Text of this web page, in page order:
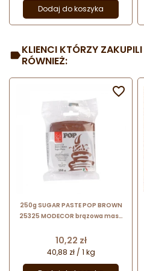
Dodaj do koszyka
KLIENCI KTÓRZY
RÓWNIEŻ:
250g SUGAR PASTE POP BROWN
25325 MODECOR brązowa masa
Cena
10,22 zł
40,88 zł / 1 kg
